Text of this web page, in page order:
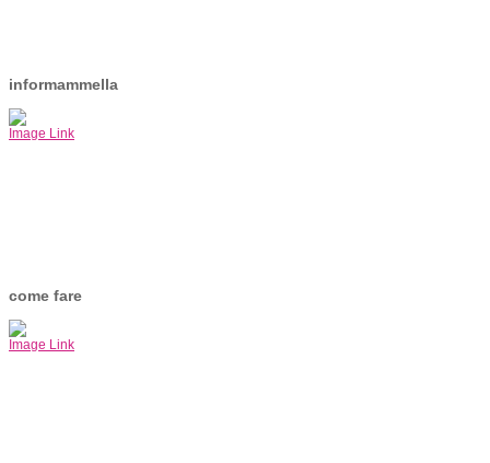
informammella
Image Link
come fare
Image Link